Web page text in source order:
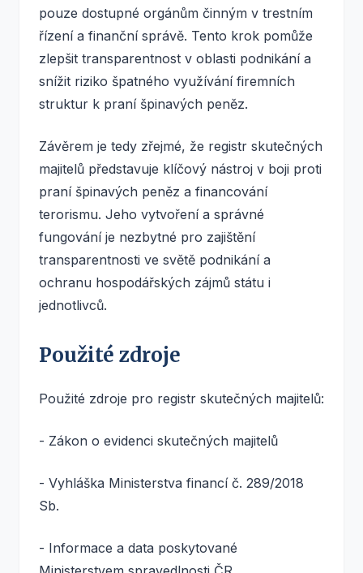
pouze dostupné orgánům činným v trestním
řízení a finanční správě. Tento krok pomůže
zlepšit transparentnost v oblasti podnikání a
snížit riziko špatného využívání firemních
struktur k praní špinavých peněz.
Závěrem je tedy zřejmé, že registr skutečných
majitelů představuje klíčový nástroj v boji proti
praní špinavých peněz a financování
terorismu. Jeho vytvoření a správné
fungování je nezbytné pro zajištění
transparentnosti ve světě podnikání a
ochranu hospodářských zájmů státu i
jednotlivců.
Použité zdroje
Použité zdroje pro registr skutečných majitelů:
- Zákon o evidenci skutečných majitelů
- Vyhláška Ministerstva financí č. 289/2018
Sb.
- Informace a data poskytované